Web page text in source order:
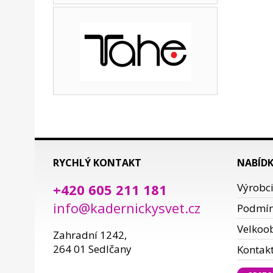
RYCHLÝ KONTAKT
+420 605 211 181
info@kadernickysvet.cz
Zahradní 1242,
264 01 Sedlčany
Výrobci